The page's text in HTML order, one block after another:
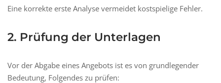
Eine korrekte erste Analyse vermeidet kostspielige Fehler.
2. Prüfung der Unterlagen
Vor der Abgabe eines Angebots ist es von grundlegender
Bedeutung, Folgendes zu prüfen: